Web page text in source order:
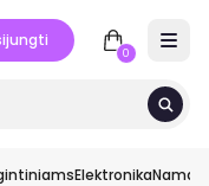
0
ElektronikaNamai